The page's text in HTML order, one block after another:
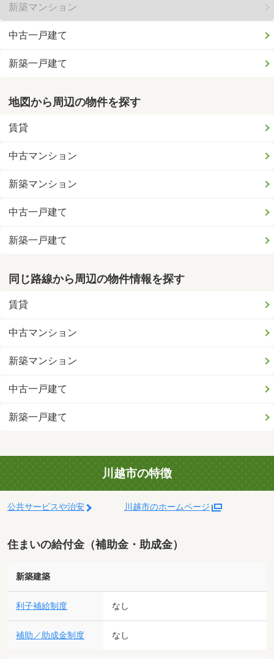
新築マンション
中古一戸建て
新築一戸建て
地図から周辺の物件を探す
賃貸
中古マンション
新築マンション
中古一戸建て
新築一戸建て
同じ路線から周辺の物件情報を探す
賃貸
中古マンション
新築マンション
中古一戸建て
新築一戸建て
川越市の特徴
公共サービスや治安 川越市のホームページ
住まいの給付金（補助金・助成金）
新築建築
利子補給制度 なし
補助／助成金制度 なし